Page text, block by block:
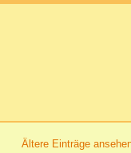
Ältere Einträge